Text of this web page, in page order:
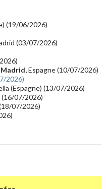
Synthé 80's
(13)
(19/06/2026)
(03/07/2026)
Espagne (10/07/2026)
2026)
(Espagne) (13/07/2026)
(16/07/2026)
07/2026)